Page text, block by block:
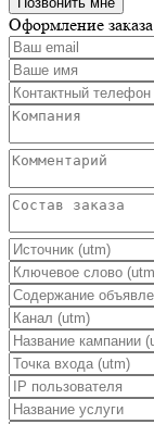
Оформление заказа